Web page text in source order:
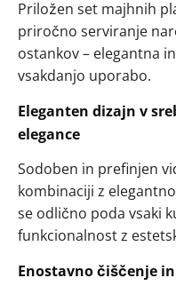
Priložen set majhnih
priročno serviranje
ostankov – elegantna
vsakdanjo uporabo.
Eleganten dizajn v
elegance
Sodoben in prefinjen
kombinaciji z
se odlično poda vsaki
funkcionalnost z
Enostavno čiščenje